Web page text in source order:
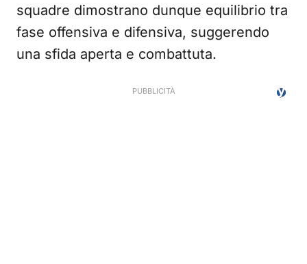
squadre dimostrano dunque equilibrio tra
fase offensiva e difensiva, suggerendo
una sfida aperta e combattuta.